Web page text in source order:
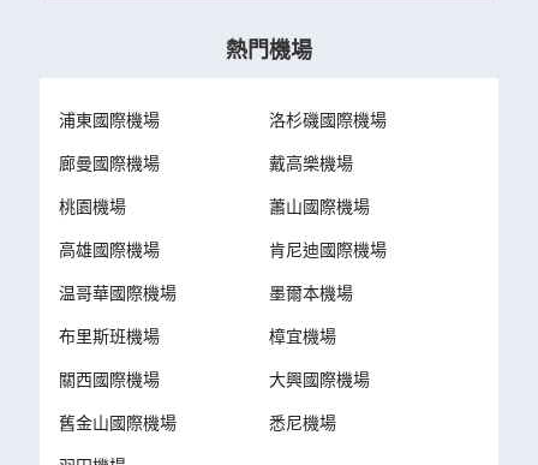
熱門機場
浦東國際機場 洛杉磯國際機場
廊曼國際機場 戴高樂機場
桃園機場 蕭山國際機場
高雄國際機場 肯尼迪國際機場
温哥華國際機場 墨爾本機場
布里斯班機場 樟宜機場
關西國際機場 大興國際機場
舊金山國際機場 悉尼機場